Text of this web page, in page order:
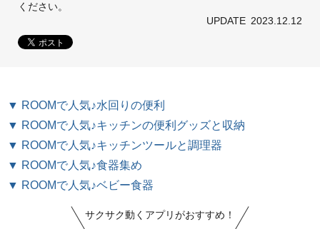
ください。
UPDATE 2023.12.12
▼ ROOMで人気♪水回りの便利
▼ ROOMで人気♪キッチンの便利グッズと収納
▼ ROOMで人気♪キッチンツールと調理器
▼ ROOMで人気♪食器集め
▼ ROOMで人気♪ベビー食器
サクサク動くアプリがおすすめ！